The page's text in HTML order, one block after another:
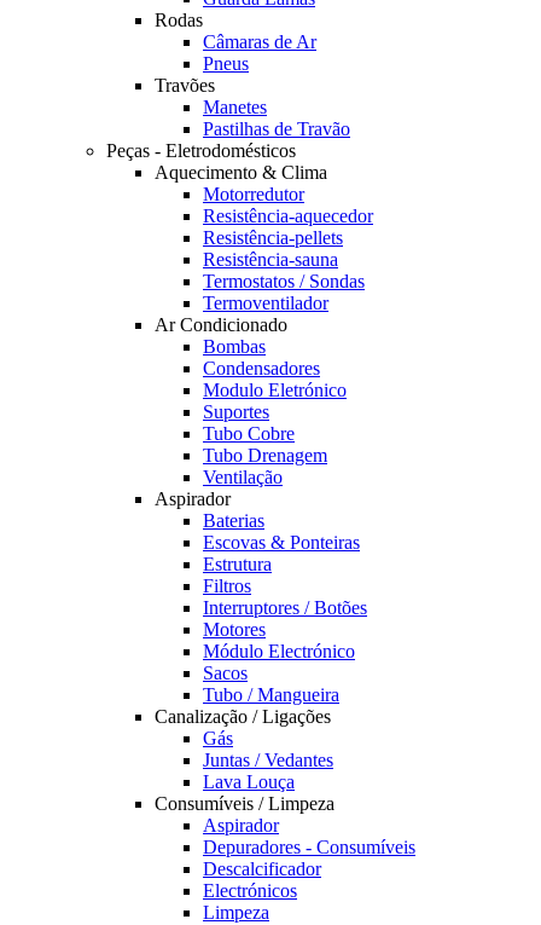
Rodas
Câmaras de Ar
Pneus
Travões
Manetes
Pastilhas de Travão
Peças - Eletrodomésticos
Aquecimento & Clima
Motorredutor
Resistência-aquecedor
Resistência-pellets
Resistência-sauna
Termostatos / Sondas
Termoventilador
Ar Condicionado
Bombas
Condensadores
Modulo Eletrónico
Suportes
Tubo Cobre
Tubo Drenagem
Ventilação
Aspirador
Baterias
Escovas & Ponteiras
Estrutura
Filtros
Interruptores / Botões
Motores
Módulo Electrónico
Sacos
Tubo / Mangueira
Canalização / Ligações
Gás
Juntas / Vedantes
Lava Louça
Consumíveis / Limpeza
Aspirador
Depuradores - Consumíveis
Descalcificador
Electrónicos
Limpeza